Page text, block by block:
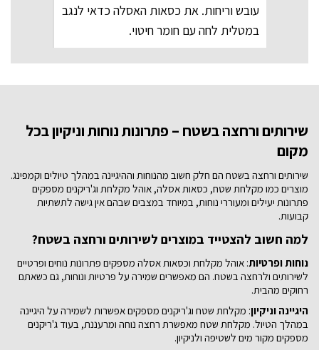
עובש וריחות. את כסאות האסלה כדאי לנגב
במטלית לחה עם חומר חיטוי.
שירותים ורחצה בשטח – פתרונות נוחות וניקיון בכל
מקום
שירותים ורחצה בשטח הם חלק חשוב מהנוחות וההיגיינה במהלך טיולים וקמפינג.
מוצרים כמו מקלחת שטח, כסאות אסלה, אוהל מקלחת וג'ריקנים מספקים
פתרונות יעילים ומעוררי נוחות, במיוחד במצבים שבהם אין גישה לתשתיות
קבועות.
למה חשוב להצטייד במוצרים לשירותים ורחצה בשטח?
נוחות ופרטיות: אוהל מקלחת וכסאות אסלה מספקים פתרונות נוחים ופרטיים
לשירותים ולרחצה בשטח. הם מאפשרים שמירה על פרטיות ונוחות, גם כשאתם
רחוקים מהבית.
היגיינה וניקיון: מקלחת שטח וג'ריקנים מספקים אפשרות לשמירה על היגיינה
במהלך הטיול. מקלחת שטח מאפשרת רחצה נוחה ומרעננת, בעוד ג'ריקנים
מספקים מקור מים לשטיפה ולניקיון.